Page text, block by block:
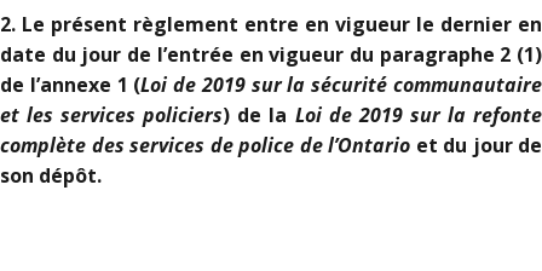
2. Le présent règlement entre en vigueur le dernier en
date du jour de l’entrée en vigueur du paragraphe 2 (1)
de l’annexe 1 (Loi de 2019 sur la sécurité communautaire
et les services policiers) de la Loi de 2019 sur la refonte
complète des services de police de l’Ontario et du jour de
son dépôt.